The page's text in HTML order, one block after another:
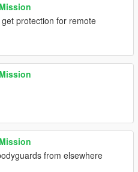
protection for remote
from elsewhere